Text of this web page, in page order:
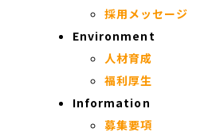
採用メッセージ
Environment
人材育成
福利厚生
Information
募集要項